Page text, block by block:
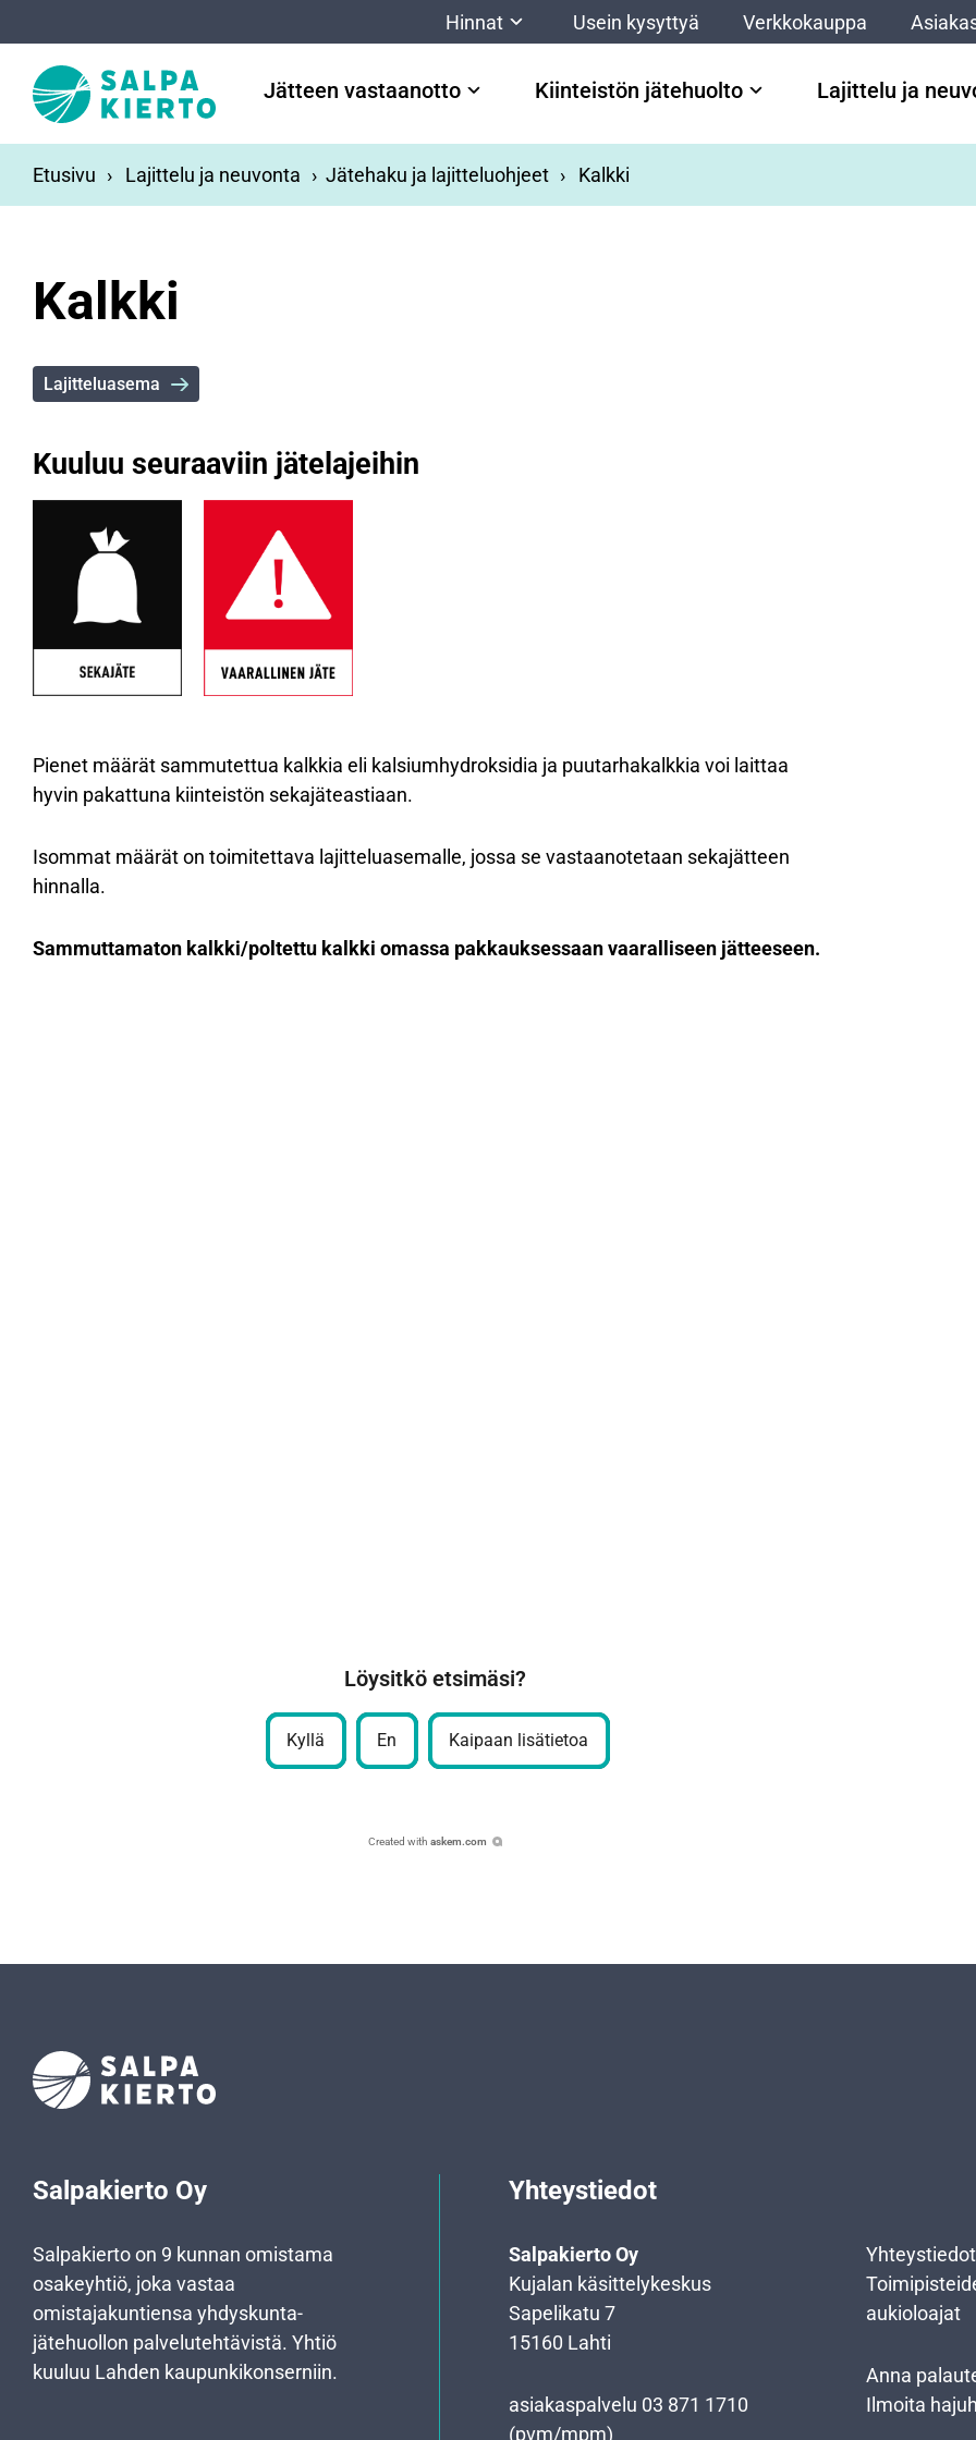
Hinnat Usein kysyttyä Verkkokauppa
Jätteen vastaanotto Kiinteistön jätehuolto Lajittelu ja
Etusivu Lajittelu ja neuvonta Jätehaku ja lajitteluohjeet Kalkki
Kalkki
Lajitteluasema
Kuuluu seuraaviin jätelajeihin
Pienet määrät sammutettua kalkkia eli kalsiumhydroksidia ja puutarhakalkkia voi laittaa
hyvin pakattuna kiinteistön sekajäteastiaan.
Isommat määrät on toimitettava lajitteluasemalle, jossa se vastaanotetaan sekajätteen
hinnalla.
Sammuttamaton kalkki/poltettu kalkki omassa pakkauksessaan vaaralliseen jätteeseen.
Löysitkö etsimäsi?
Kyllä En Kaipaan lisätietoa
Created with askem.com
Salpakierto Oy
Salpakierto on 9 kunnan omistama
osakeyhtiö, joka vastaa
omistajakuntiensa yhdyskunta­
jätehuollon palvelutehtävistä. Yhtiö
kuuluu Lahden kaupunkikonserniin.
Yhteystiedot
Salpakierto Oy
Kujalan käsittelykeskus
Sapelikatu 7
15160 Lahti
asiakaspalvelu 03 871 1710
(pvm/mpm)
Yhteystiedot
aukioloajat
Anna
Ilmoita